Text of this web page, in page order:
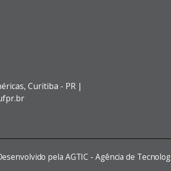
Curitiba - PR |
pela AGTIC - Agência de